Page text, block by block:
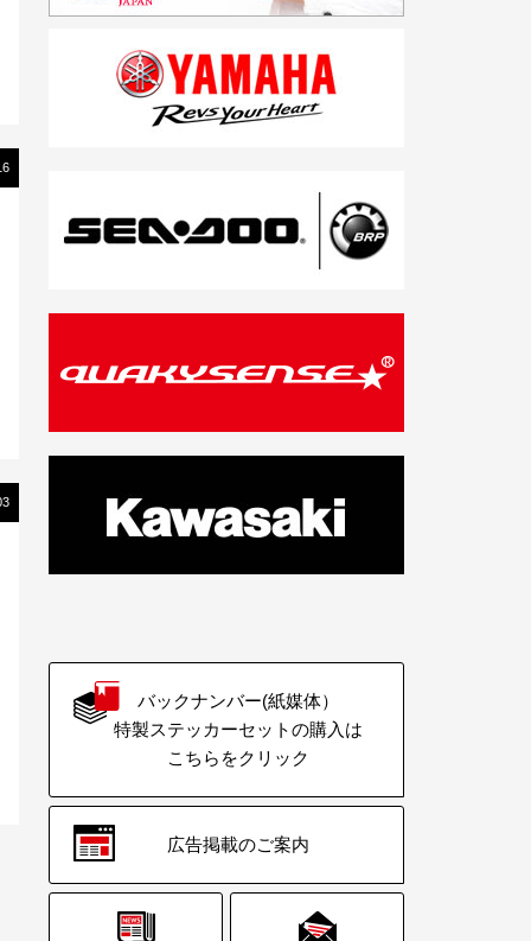
バックナンバー(紙媒体）
特製ステッカーセットの購入は
こちらをクリック
広告掲載のご案内